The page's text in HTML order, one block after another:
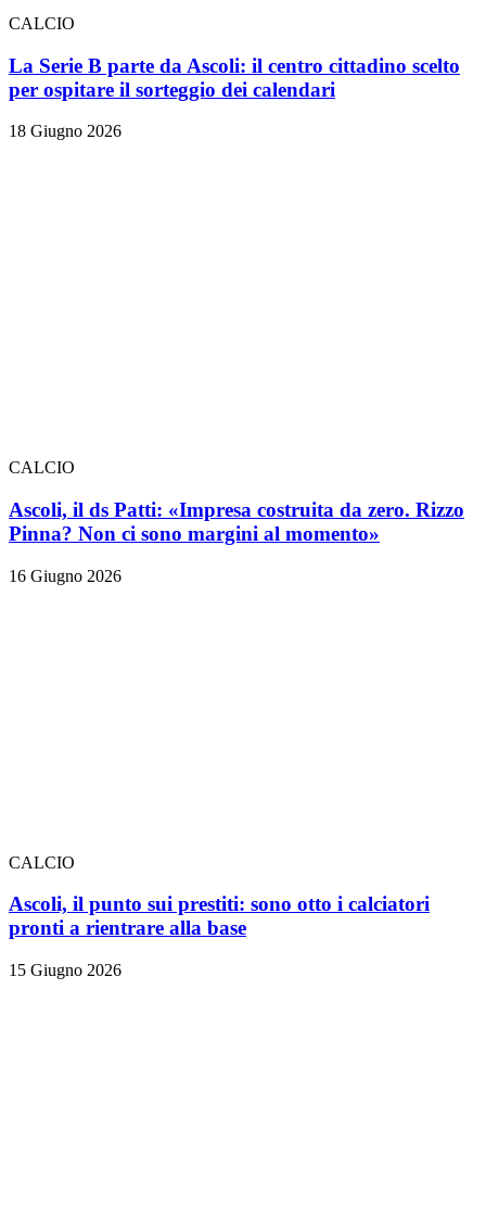
CALCIO
La Serie B parte da Ascoli: il centro cittadino scelto
per ospitare il sorteggio dei calendari
18 Giugno 2026
CALCIO
Ascoli, il ds Patti: «Impresa costruita da zero. Rizzo
Pinna? Non ci sono margini al momento»
16 Giugno 2026
CALCIO
Ascoli, il punto sui prestiti: sono otto i calciatori
pronti a rientrare alla base
15 Giugno 2026